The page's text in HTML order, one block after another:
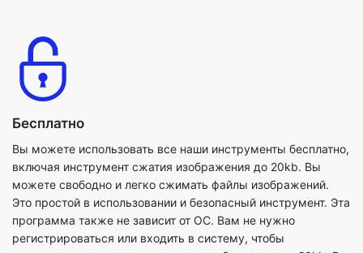
Бесплатно
Вы можете использовать все наши инструменты бесплатно,
включая инструмент сжатия изображения до 20kb. Вы
можете свободно и легко сжимать файлы изображений.
программа также не зависит от ОС. Вам не нужно
регистрироваться или входить в систему, чтобы
использовать инструмент сжатия изображения до 20kb. Вы
можете сжимать изображения до 20kb столько раз,
сколько захотите.